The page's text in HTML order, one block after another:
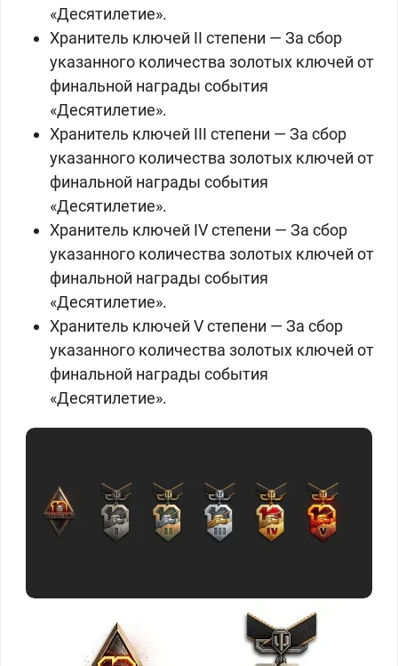
«Десятилетие».
Хранитель ключей II степени — За сбор
указанного количества золотых ключей от
финальной награды события
«Десятилетие».
Хранитель ключей III степени — За сбор
указанного количества золотых ключей от
финальной награды события
«Десятилетие».
Хранитель ключей IV степени — За сбор
указанного количества золотых ключей от
финальной награды события
«Десятилетие».
Хранитель ключей V степени — За сбор
указанного количества золотых ключей от
финальной награды события
«Десятилетие».